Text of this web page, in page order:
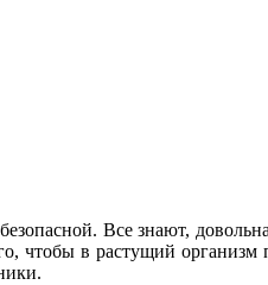
Все знают,
чтобы в растущий